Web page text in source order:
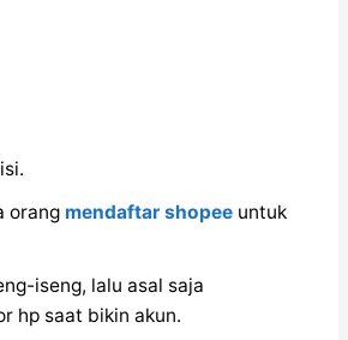
orang mendaftar shopeeuntuk
iseng, lalu asal saja
hp saat bikin akun.